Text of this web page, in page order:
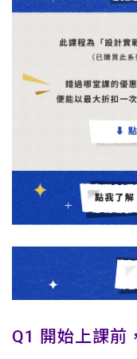
Q1 開始上課前